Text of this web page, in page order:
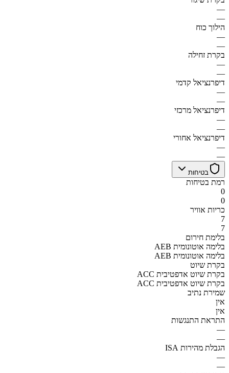
—
—
הילוך כוח
—
—
בקרת זחילה
—
—
דיפרנציאל קדמי
—
—
דיפרנציאל מרכזי
—
—
דיפרנציאל אחורי
—
—
בטיחות
רמת בטיחות
0
0
כריות אוויר
7
7
בלימת חירום
AEB בלימה אוטונומית
AEB בלימה אוטונומית
בקרת שיוט
ACC בקרת שיוט אדפטיבית
ACC בקרת שיוט אדפטיבית
שמירת נתיב
אין
אין
התראת התנגשות
—
—
הגבלת מהירות ISA
—
—